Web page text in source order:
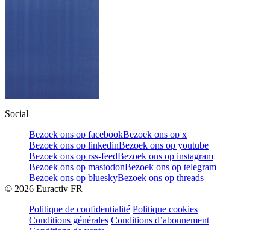
Social
Bezoek ons op facebookBezoek ons op x
Bezoek ons op linkedinBezoek ons op youtube
Bezoek ons op rss-feedBezoek ons op instagram
Bezoek ons op mastodonBezoek ons op telegram
Bezoek ons op blueskyBezoek ons op threads
© 2026 Euractiv FR
Politique de confidentialité Politique cookies
Conditions générales Conditions d’abonnement